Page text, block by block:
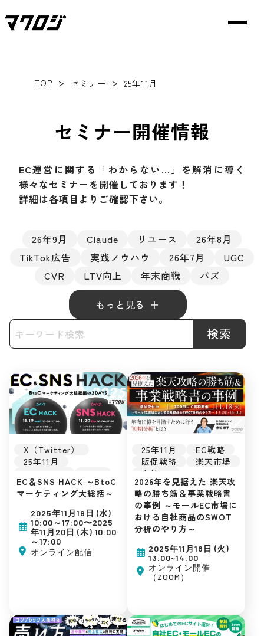
TOP > セミナー > 25年11月
セミナー開催情報
EC運営に関する「わからない…」を解消に導く
様々なセミナーを開催しております！
詳細は各項目よりご確認下さい。
26年9月 Claude リユース
26年8月
TikTok広告
実践ノウハウ 26年7月
UGC
CVR
LTV向上 年末商戦 バズ
もっと見る
検索
X（Twitter）
25年11月
LINE
EC戦略
販促戦略
TikTok
最新トレンド
インフルエンサー
楽天市場
Amazon
Yahoo!ショッピング
Qoo10
D2C
集客ノウハウ
EC＆SNS HACK ～BtoC
マーケティング大総括～
2025年11月19日 (水)
10:00～17:00〜2025
年11月20日 (木) 10:00
～17:00
オンライン配信
25年11月
EC戦略
販促戦略
楽天市場
自社EC
初めてのEC
2026年を見据えた 楽天攻
略の勝ち筋＆事業戦略書
の事例 ～モールEC市場に
おける自社商品のSWOT
分析のやり方～
2025年11月18日 (火)
13:00~14:00
オンライン開催
（ZOOM）